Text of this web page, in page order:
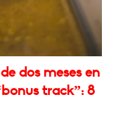
dos meses en
track”: 8